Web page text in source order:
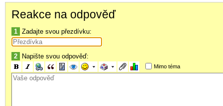
Reakce na odpověď
1 Zadajte svou přezdívku:
2 Napište svou odpověď:
Mimo téma